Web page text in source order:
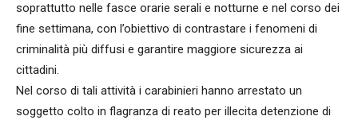
soprattutto nelle fasce orarie serali e notturne e nel corso dei
fine settimana, con l’obiettivo di contrastare i fenomeni di
criminalità più diffusi e garantire maggiore sicurezza ai
cittadini.
Nel corso di tali attività i carabinieri hanno arrestato un
soggetto colto in flagranza di reato per illecita detenzione di